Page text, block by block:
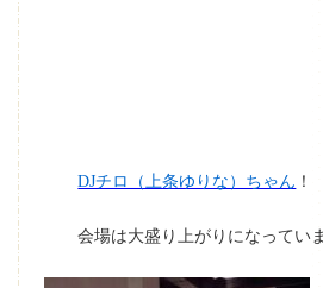
DJチロ（上条ゆりな）ちゃん ！
会場は大盛り上がりになってい